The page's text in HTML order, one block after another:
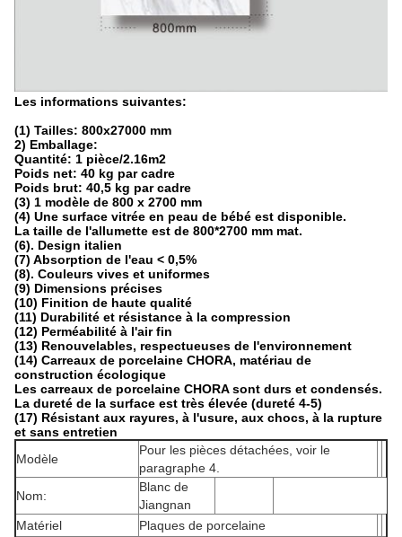
Les informations suivantes:
(1) Tailles: 800x27000 mm
2) Emballage:
Quantité: 1 pièce/2.16m2
Poids net: 40 kg par cadre
Poids brut: 40,5 kg par cadre
(3) 1 modèle de 800 x 2700 mm
(4) Une surface vitrée en peau de bébé est disponible.
La taille de l'allumette est de 800*2700 mm mat.
(6). Design italien
(7) Absorption de l'eau < 0,5%
(8). Couleurs vives et uniformes
(9) Dimensions précises
(10) Finition de haute qualité
(11) Durabilité et résistance à la compression
(12) Perméabilité à l'air fin
(13) Renouvelables, respectueuses de l'environnement
(14) Carreaux de porcelaine CHORA, matériau de
construction écologique
Les carreaux de porcelaine CHORA sont durs et condensés.
La dureté de la surface est très élevée (dureté 4-5)
(17) Résistant aux rayures, à l'usure, aux chocs, à la rupture
et sans entretien
Modèle
Pour les pièces détachées, voir le
paragraphe 4.
Nom:
Blanc de
Jiangnan
Matériel
Plaques de porcelaine